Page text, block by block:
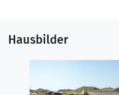
Hausbilder